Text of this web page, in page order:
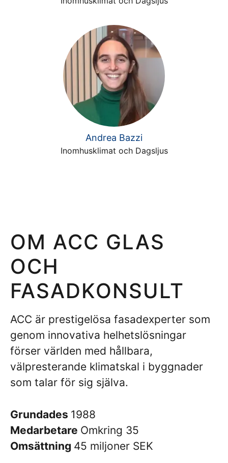
Andrea Bazzi
Inomhusklimat och Dagsljus
OM ACC GLAS
OCH
FASADKONSULT
ACC är prestigelösa fasadexperter som
genom innovativa helhetslösningar
förser världen med hållbara,
välpresterande klimatskal i byggnader
som talar för sig själva.
Grundades 1988
Medarbetare Omkring 35
Omsättning 45 miljoner SEK